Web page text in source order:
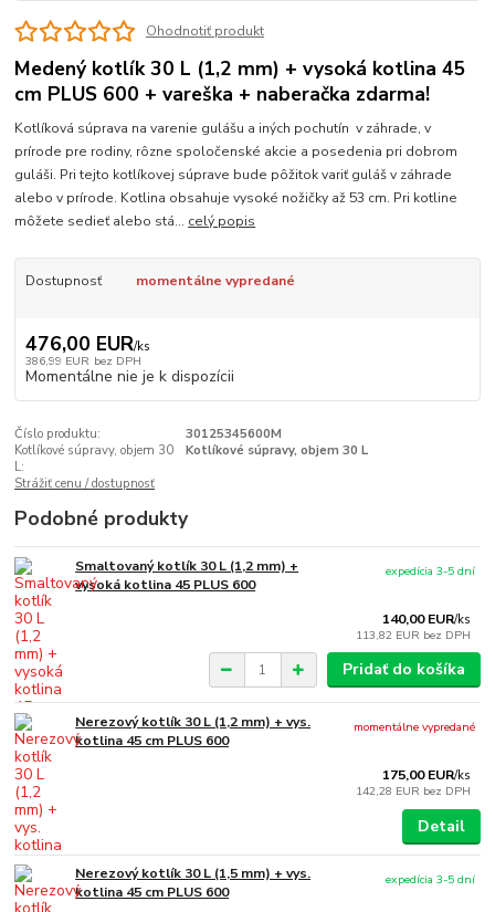
Ohodnotiť produkt
Medený kotlík 30 L (1,2 mm) + vysoká kotlina 45
cm PLUS 600 + vareška + naberačka zdarma!
Kotlíková súprava na varenie gulášu a iných pochutín v záhrade, v
prírode pre rodiny, rôzne spoločenské akcie a posedenia pri dobrom
guláši. Pri tejto kotlíkovej súprave bude pôžitok variť guláš v záhrade
alebo v prírode. Kotlina obsahuje vysoké nožičky až 53 cm. Pri kotline
môžete sedieť alebo stá... celý popis
Dostupnosť momentálne vypredané
476,00 EUR/ks
386,99 EUR bez DPH
Momentálne nie je k dispozícii
Číslo produktu:
30125345600M
Kotlíkové súpravy, objem 30
L:
Kotlíkové súpravy, objem 30 L
Strážiť cenu / dostupnosť
Podobné produkty
Smaltovaný kotlík 30 L (1,2 mm) +
vysoká kotlina 45 PLUS 600
140,00 EUR/ks
113,82 EUR bez DPH
expedícia 3-5 dní
Pridať do košíka
Nerezový kotlík 30 L (1,2 mm) + vys.
kotlina 45 cm PLUS 600
175,00 EUR/ks
142,28 EUR bez DPH
momentálne vypredané
Detail
Nerezový kotlík 30 L (1,5 mm) + vys.
kotlina 45 cm PLUS 600
expedícia 3-5 dní